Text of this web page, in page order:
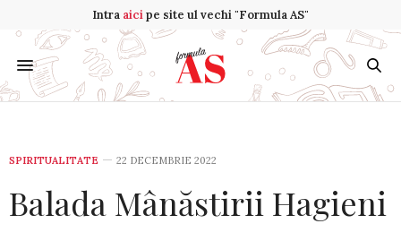
Intra aicipe site ul vechi "Formula AS"
SPIRITUALITATE 22 DECEMBRIE 2022
Balada Mânăstirii Hagieni